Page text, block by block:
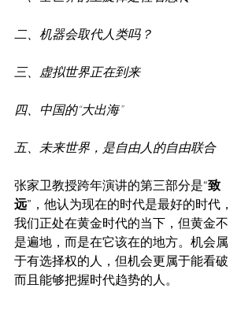
二、机器会取代人类吗？
三、虚拟世界正在到来
四、中国的“大出海”
五、未来世界，是自由人的自由联合
张家卫教授跨年演讲的第三部分是“致
远” ，他认为现在的时代是最好的时代，
我们正处在黄金时代的当下，但黄金不
是遍地，而是在它该在的地方。机会属
于有选择权的人，但机会更属于能看破
而且能够把握时代趋势的人。